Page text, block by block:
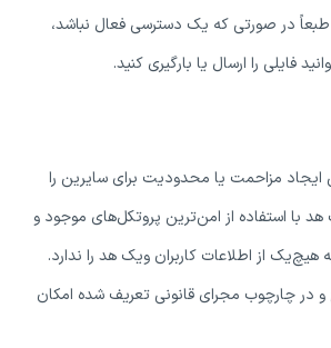
طبعاً در صورتی که یک دسترسی فعال نباشد،
فایلی را ارسال یا بارگیری کنید.
ایجاد مزاحمت یا محدودیت برای سایرین را
با استفاده از امن‌ترین پروتکل‌های موجود و
از اطلاعات کاربران ویک هد را ندارد.
چارچوب مجرای قانونی تعریف شده امکان
حال آماده‌سازی لینک دانلود...
15